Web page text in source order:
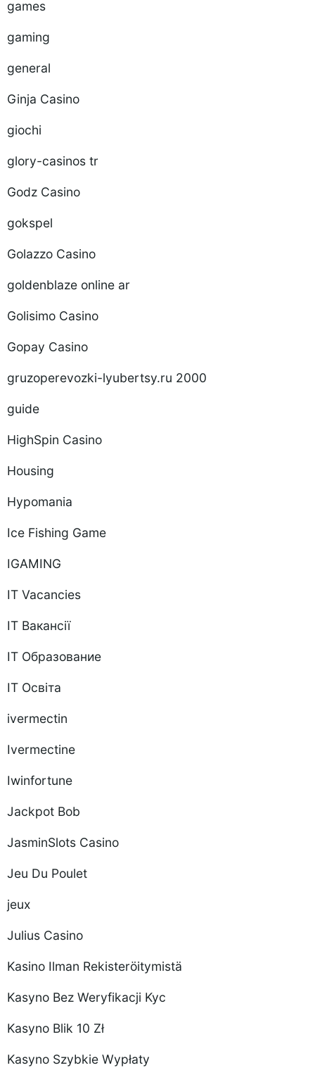
games
gaming
general
Ginja Casino
giochi
glory-casinos tr
Godz Casino
gokspel
Golazzo Casino
goldenblaze online ar
Golisimo Casino
Gopay Casino
gruzoperevozki-lyubertsy.ru 2000
guide
HighSpin Casino
Housing
Hypomania
Ice Fishing Game
IGAMING
IT Vacancies
IT Вакансії
IT Образование
IT Освіта
ivermectin
Ivermectine
Iwinfortune
Jackpot Bob
JasminSlots Casino
Jeu Du Poulet
jeux
Julius Casino
Kasino Ilman Rekisteröitymistä
Kasyno Bez Weryfikacji Kyc
Kasyno Blik 10 Zł
Kasyno Szybkie Wypłaty